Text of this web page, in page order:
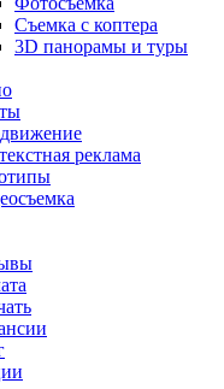
Съемка с коптера
3D панорамы и туры
реклама